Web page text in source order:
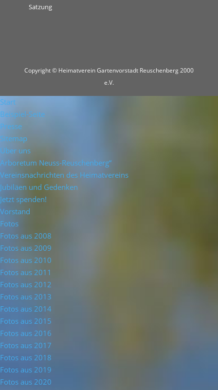
Satzung
Copyright © Heimatverein Gartenvorstadt Reuschenberg 2000
e.V.
Start
Beispiel-Seite
Presse
Sitemap
Über uns
Arboretum Neuss-Reuschenberg“
Vereinsnachrichten des Heimatvereins
Jubiläen und Gedenken
Jetzt spenden!
Vorstand
Fotos
Fotos aus 2008
Fotos aus 2009
Fotos aus 2010
Fotos aus 2011
Fotos aus 2012
Fotos aus 2013
Fotos aus 2014
Fotos aus 2015
Fotos aus 2016
Fotos aus 2017
Fotos aus 2018
Fotos aus 2019
Fotos aus 2020